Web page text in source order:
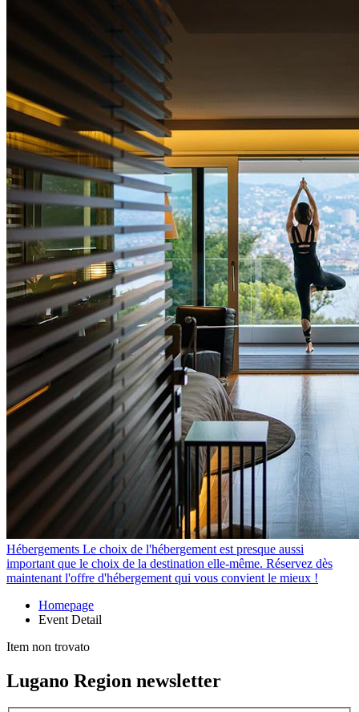
Hébergements Le choix de l'hébergement est presque aussi
important que le choix de la destination elle-même. Réservez dès
maintenant l'offre d'hébergement qui vous convient le mieux !
Homepage
Event Detail
Item non trovato
Lugano Region newsletter